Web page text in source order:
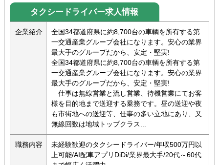
タクシードライバー求人情報
企業紹介
全国34都道府県に約8,700台の車輌を所有する第
一交通産業グループ会社になります。安心の業界
最大手のグループだから、安定・堅実!
全国34都道府県に約8,700台の車輌を所有する第
一交通産業グループ会社になります。安心の業界
最大手のグループだから、安定・堅実!
仕事は無線営業と流し営業、待機営業にてお客
様を目的地まで送迎する乗務です。昼の送迎や夜
も市街地への送迎等、仕事の多い立地にあり、又
無線回数は地域トップクラス...
職務内容
未経験歓迎のタクシードライバー/年収500万円以
上可能/AI配車アプリDiDi/業界最大手/20代～60代